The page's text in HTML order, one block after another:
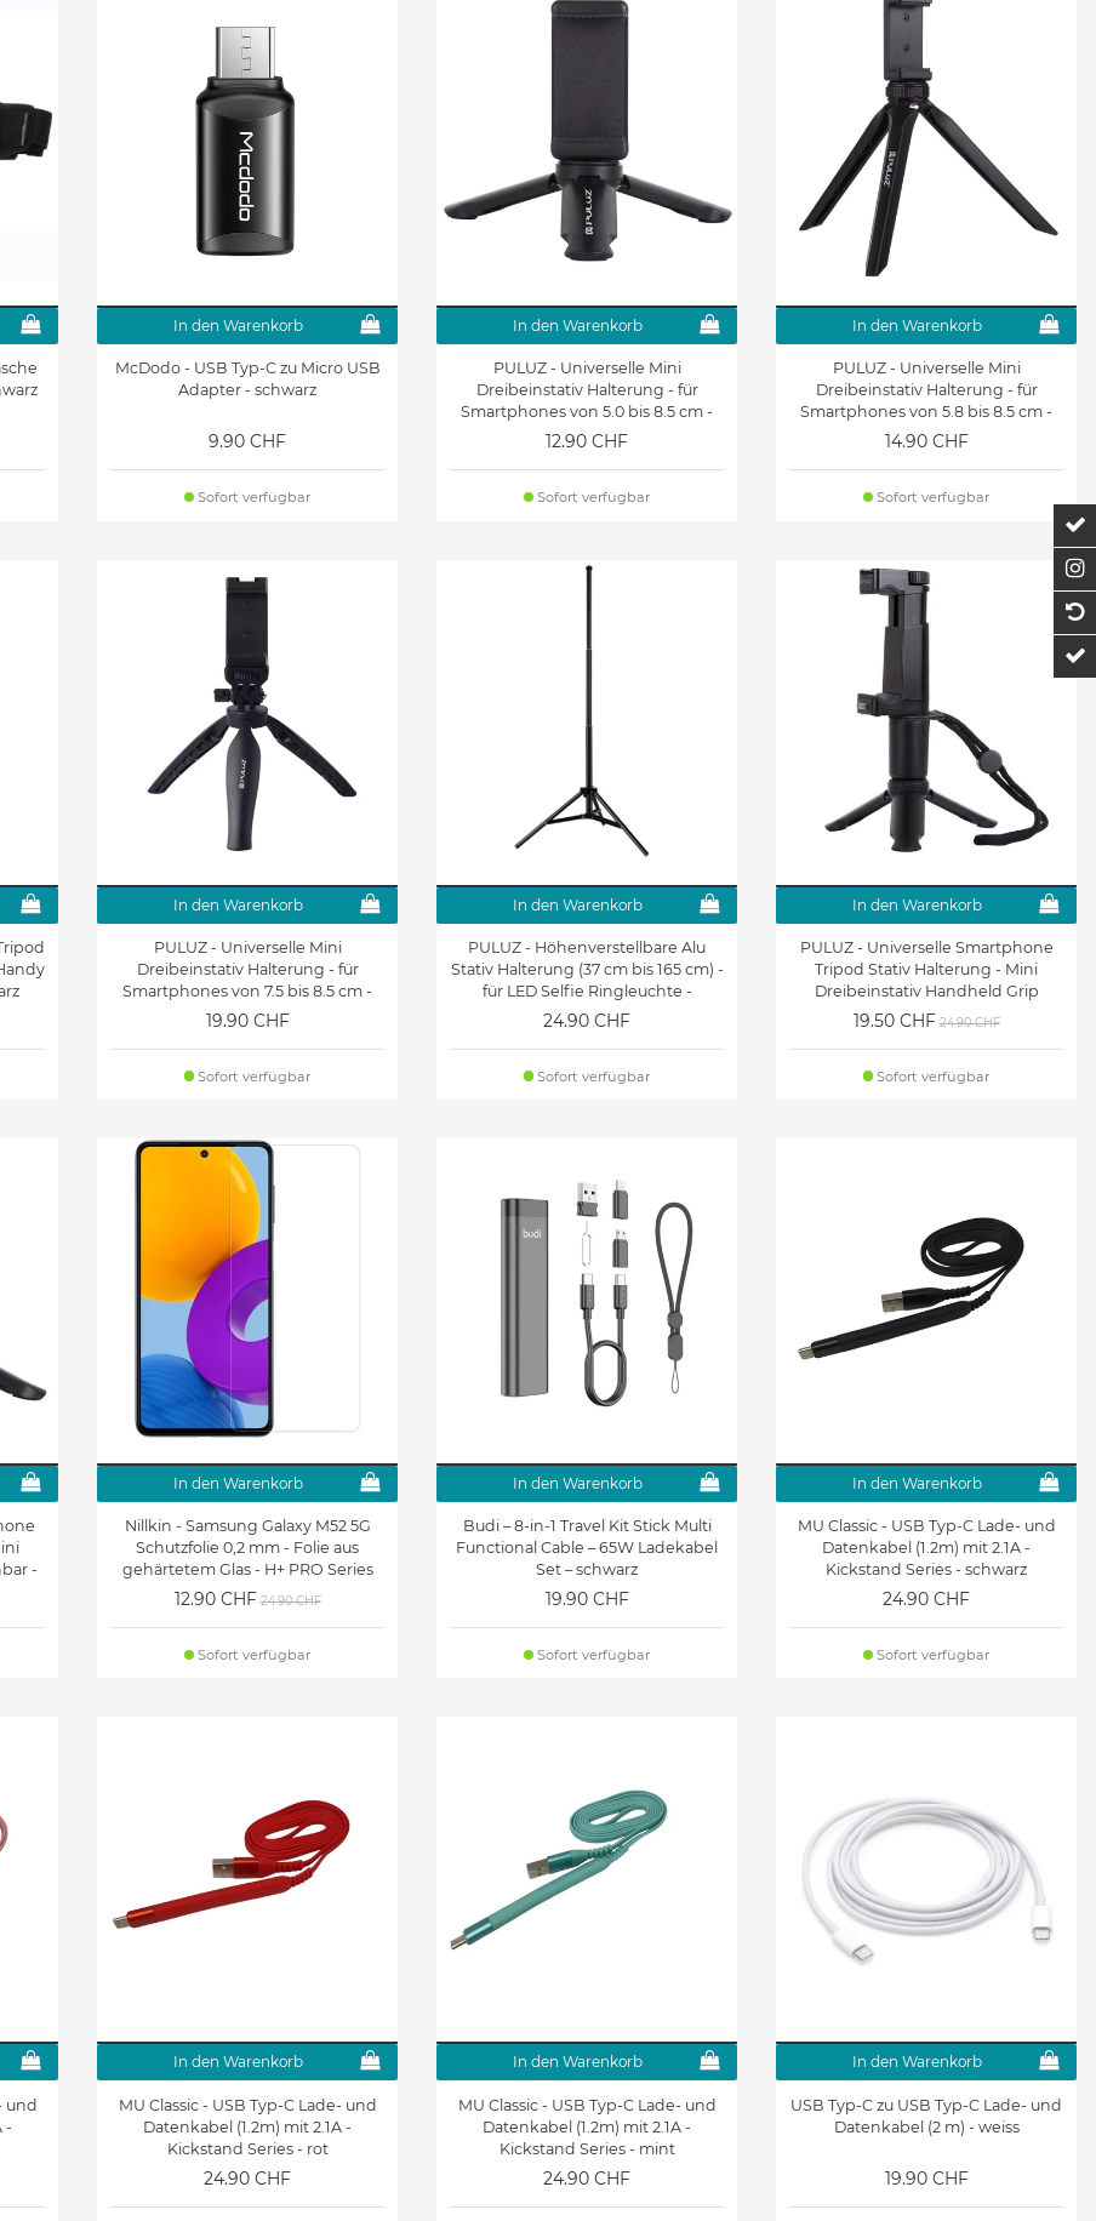
In den Warenkorb
McDodo - USB Typ-C zu Micro USB
Adapter - schwarz
9.90 CHF
Sofort verfügbar
In den Warenkorb
PULUZ - Universelle Mini
Dreibeinstativ Halterung - für
Smartphones von 5.0 bis 8.5 cm -
schwarz
12.90 CHF
Sofort verfügbar
In den Warenkorb
PULUZ - Universelle Mini
Dreibeinstativ Halterung - für
Smartphones von 5.8 bis 8.5 cm -
schwarz
14.90 CHF
Sofort verfügbar
In den Warenkorb
PULUZ - Universelle Mini
Dreibeinstativ Halterung - für
Smartphones von 7.5 bis 8.5 cm -
schwarz
19.90 CHF
Sofort verfügbar
In den Warenkorb
PULUZ - Höhenverstellbare Alu
Stativ Halterung (37 cm bis 165 cm) -
für LED Selfie Ringleuchte -
schwarz
24.90 CHF
Sofort verfügbar
In den Warenkorb
PULUZ - Universelle Smartphone
Tripod Stativ Halterung - Mini
Dreibeinstativ Handheld Grip
Series - schwarz
19.50 CHF 24.90 CHF
Sofort verfügbar
-
In den Warenkorb
Nillkin - Samsung Galaxy M52 5G
Schutzfolie 0,2 mm - Folie aus
gehärtetem Glas - H+ PRO Series
12.90 CHF 24.90 CHF
Sofort verfügbar
In den Warenkorb
Budi – 8-in-1 Travel Kit Stick Multi
Functional Cable – 65W Ladekabel
Set – schwarz
19.90 CHF
Sofort verfügbar
In den Warenkorb
MU Classic - USB Typ-C Lade- und
Datenkabel (1.2m) mit 2.1A -
Kickstand Series - schwarz
24.90 CHF
Sofort verfügbar
und
-
In den Warenkorb
MU Classic - USB Typ-C Lade- und
Datenkabel (1.2m) mit 2.1A -
Kickstand Series - rot
24.90 CHF
In den Warenkorb
MU Classic - USB Typ-C Lade- und
Datenkabel (1.2m) mit 2.1A -
Kickstand Series - mint
24.90 CHF
In den Warenkorb
USB Typ-C zu USB Typ-C Lade- und
Datenkabel (2 m) - weiss
19.90 CHF